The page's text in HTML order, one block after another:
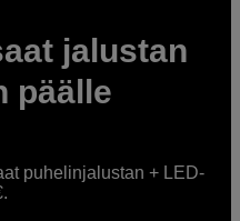
jalustan
päälle
puhelinjalustan + LED-